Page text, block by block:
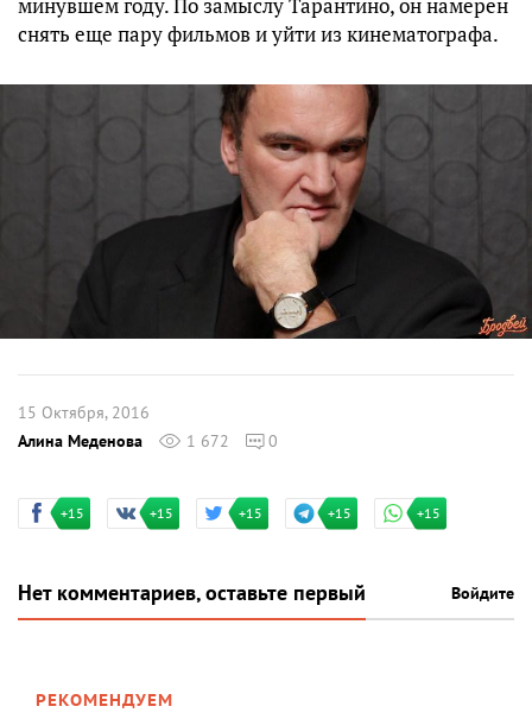
снять еще пару фильмов и уйти из кинематографа.
15 Октября, 2016
Алина Меденова
1 672 0
+15 +15 +15 +15 +15
Нет комментариев, оставьте первый Войдите
РЕКОМЕНДУЕМ